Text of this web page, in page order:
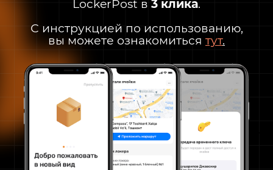
LockerPost в 3 клика.
С инструкцией по использованию,
вы можете ознакомиться тут.